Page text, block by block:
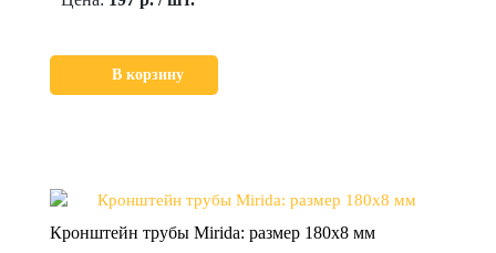
В корзину
Кронштейн трубы Mirida: размер 180х8 мм